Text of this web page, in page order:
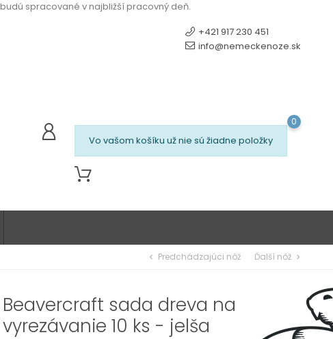
spracované v najbližší pracovný deň.
+421 917 230 451
info@nemeckenoze.sk
Vo vašom košíku už nie sú žiadne položky
0
chevron_left Predchádzajúci nôž Ďalší nôž chevron_right
Beavercraft sada dreva na
vyrezávanie 10 ks - jelša